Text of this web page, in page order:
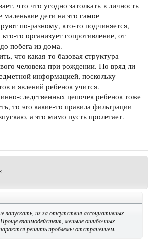
что что угодно затолкать в личность
дети на это самое
по-разному, кто-то подчиняется,
то организует сопротивление, от
побега из дома.
что какая-то базовая структура
человека при рождении. Но вряд ли
информацией, поскольку
и явлений ребенок учится.
следственных цепочек ребенок тоже
то это какие-то правила фильтрации
а это мимо пусть пролетает.
из за отсутствия ассоциативных
взаимодействия, меньше ошибочных
решить проблемы отстранением.